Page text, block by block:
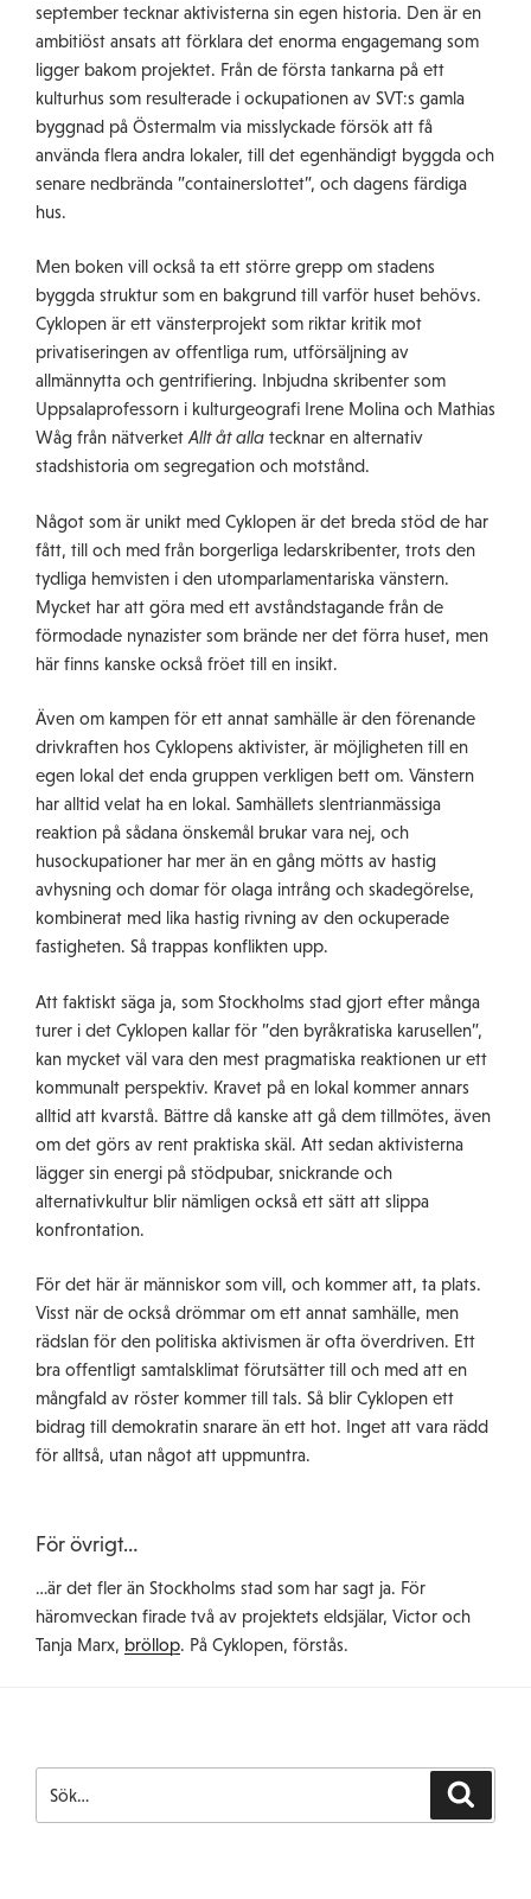
september tecknar aktivisterna sin egen historia. Den är en
ambitiöst ansats att förklara det enorma engagemang som
ligger bakom projektet. Från de första tankarna på ett
kulturhus som resulterade i ockupationen av SVT:s gamla
byggnad på Östermalm via misslyckade försök att få
använda flera andra lokaler, till det egenhändigt byggda och
senare nedbrända ”containerslottet”, och dagens färdiga
hus.
Men boken vill också ta ett större grepp om stadens
byggda struktur som en bakgrund till varför huset behövs.
Cyklopen är ett vänsterprojekt som riktar kritik mot
privatiseringen av offentliga rum, utförsäljning av
allmännytta och gentrifiering. Inbjudna skribenter som
Uppsalaprofessorn i kulturgeografi Irene Molina och Mathias
Wåg från nätverket Allt åt alla tecknar en alternativ
stadshistoria om segregation och motstånd.
Något som är unikt med Cyklopen är det breda stöd de har
fått, till och med från borgerliga ledarskribenter, trots den
tydliga hemvisten i den utomparlamentariska vänstern.
Mycket har att göra med ett avståndstagande från de
förmodade nynazister som brände ner det förra huset, men
här finns kanske också fröet till en insikt.
Även om kampen för ett annat samhälle är den förenande
drivkraften hos Cyklopens aktivister, är möjligheten till en
egen lokal det enda gruppen verkligen bett om. Vänstern
har alltid velat ha en lokal. Samhällets slentrianmässiga
reaktion på sådana önskemål brukar vara nej, och
husockupationer har mer än en gång mötts av hastig
avhysning och domar för olaga intrång och skadegörelse,
kombinerat med lika hastig rivning av den ockuperade
fastigheten. Så trappas konflikten upp.
Att faktiskt säga ja, som Stockholms stad gjort efter många
turer i det Cyklopen kallar för ”den byråkratiska karusellen”,
kan mycket väl vara den mest pragmatiska reaktionen ur ett
kommunalt perspektiv. Kravet på en lokal kommer annars
alltid att kvarstå. Bättre då kanske att gå dem tillmötes, även
om det görs av rent praktiska skäl. Att sedan aktivisterna
lägger sin energi på stödpubar, snickrande och
alternativkultur blir nämligen också ett sätt att slippa
konfrontation.
För det här är människor som vill, och kommer att, ta plats.
Visst när de också drömmar om ett annat samhälle, men
rädslan för den politiska aktivismen är ofta överdriven. Ett
bra offentligt samtalsklimat förutsätter till och med att en
mångfald av röster kommer till tals. Så blir Cyklopen ett
bidrag till demokratin snarare än ett hot. Inget att vara rädd
för alltså, utan något att uppmuntra.
För övrigt…
…är det fler än Stockholms stad som har sagt ja. För
häromveckan firade två av projektets eldsjälar, Victor och
Tanja Marx, bröllop. På Cyklopen, förstås.
for: